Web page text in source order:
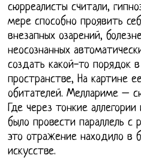
сюрреалисты считали,
мере способно проявить
внезапных озарений,
неосознанных
создать какой-то порядок
пространстве, На картине
обитателей. Меллариме –
Где через тонкие
было провести параллель
это отражение находило в
искусстве.